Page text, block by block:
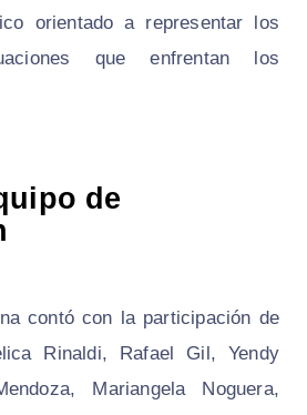
orientado a representar los
que enfrentan los
de
contó con la participación de
Rinaldi, Rafael Gil, Yendy
Mariangela Noguera,